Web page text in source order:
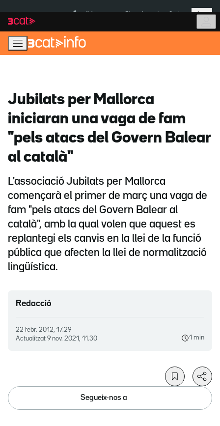
navegació
principal
contingut
Més
Jubilats per Mallorca
iniciaran una vaga de fam
"pels atacs del Govern Balear
al català"
L'associació Jubilats per Mallorca
començarà el primer de març una vaga de
fam "pels atacs del Govern Balear al
català", amb la qual volen que aquest es
replantegi els canvis en la llei de la funció
pública que afecten la llei de normalització
lingüística.
Redacció
22 febr. 2012, 17.29
Actualitzat 9 nov. 2021, 11.30 1 min
Segueix-nos a